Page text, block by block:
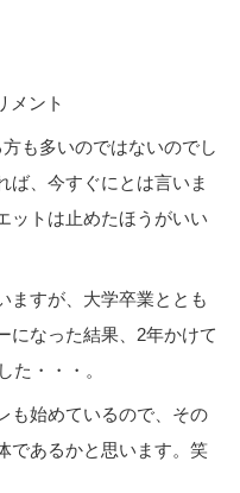
メント
も多いのではないのでし
ば、今すぐにとは言いま
ットは止めたほうがいい
ますが、大学卒業ととも
になった結果、2年かけて
た・・・。
も始めているので、その
であるかと思います。笑